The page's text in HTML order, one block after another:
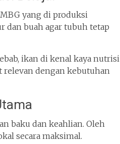
yang di produksi
dan buah agar tubuh tetap
ikan di kenal kaya nutrisi
relevan dengan kebutuhan
baku dan keahlian. Oleh
secara maksimal.